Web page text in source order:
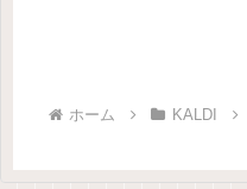
ホーム KALDI